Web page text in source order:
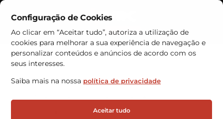
Configuração de Cookies
Ao clicar em “Aceitar tudo”, autoriza a utilização de
cookies para melhorar a sua experiência de navegação e
personalizar conteúdos e anúncios de acordo com os
seus interesses.
Saiba mais na nossa política de privacidade
Aceitar tudo
Contactos
Dental Ibérica reforça
confiança nos armazéns
automáticos VRC